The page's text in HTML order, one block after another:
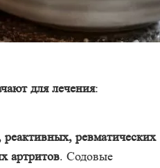
для лечения:
реактивных, ревматических
артритов. Содовые